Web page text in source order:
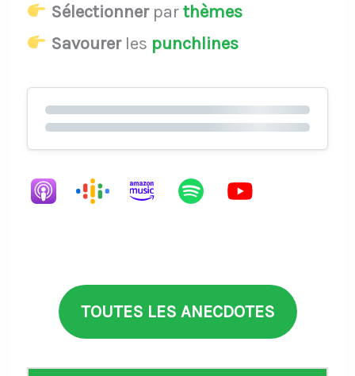
Sélectionnerparthèmes
Savourerles punchlines
TOUTES LES ANECDOTES